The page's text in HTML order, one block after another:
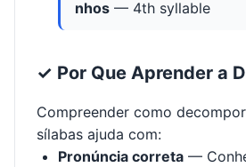
nhos — 4th syllable
✓ Por Que Aprender a
Compreender como decompor
sílabas ajuda com:
Pronúncia correta —